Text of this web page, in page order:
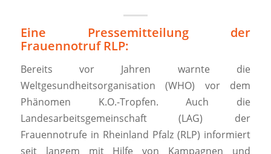
Eine Pressemitteilung der
Frauennotruf RLP:
Bereits vor Jahren warnte die
Weltgesundheitsorganisation (WHO) vor dem
Phänomen K.O.-Tropfen. Auch die
Landesarbeitsgemeinschaft (LAG) der
Frauennotrufe in Rheinland Pfalz (RLP) informiert
seit langem mit Hilfe von Kampagnen und